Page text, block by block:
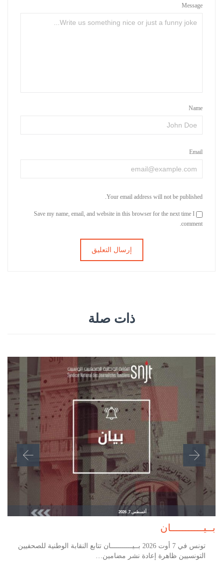
Message
Name
Email
Your email address will not be published.
Save my name, email, and website in this browser for the next time I
comment.
ذات صلة
أغسطس 7, 2026
بــيـــــــــــان
تونس في 7 أوت 2026 بــيـــــــــــان تتابع النقابة الوطنية للصحفيين
التونسيين ظاهرة إعادة نشر مضامين…